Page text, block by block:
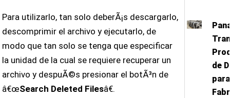
Para utilizarlo, tan solo deberÃ¡s descargarlo,
descomprimir el archivo y ejecutarlo, de
modo que tan solo se tenga que especificar
la unidad de la cual se requiere recuperar un
archivo y despuÃ©s presionar el botÃ³n de
â€œSearch Deleted Filesâ€.
de